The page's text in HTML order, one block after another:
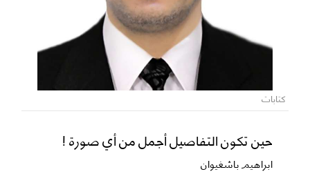
كتابات
حين تكون التفاصيل أجمل من أي صورة !
ابراهيم باشغيوان